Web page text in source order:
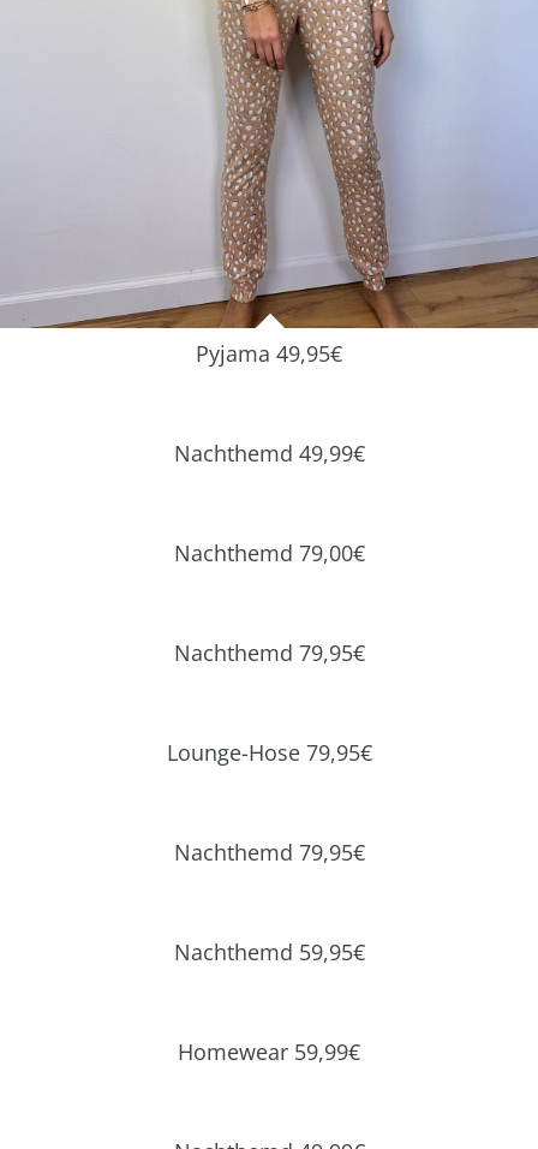
Pyjama 49,95€
Nachthemd 49,99€
Nachthemd 79,00€
Nachthemd 79,95€
Lounge-Hose 79,95€
Nachthemd 79,95€
Nachthemd 59,95€
Homewear 59,99€